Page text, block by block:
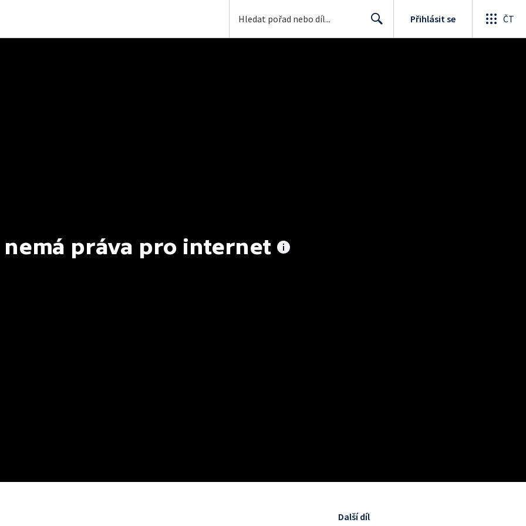
Přihlásit se ČT
nemá práva pro internet
Další díl